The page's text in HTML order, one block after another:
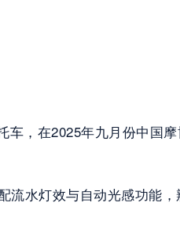
，在2025年九月份中国
水灯效与自动光感功能